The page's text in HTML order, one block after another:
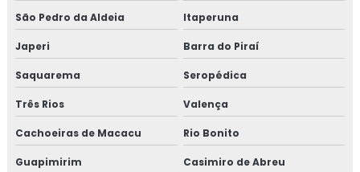
Consultoria em HACCP codex alimentarius
Consultoria em homologação de fornecedor
Consultoria em homologação de fornecedores e
transportadoras
São Pedro da Aldeia Itaperuna
Japeri Barra do Piraí
Saquarema Seropédica
Três Rios Valença
Cachoeiras de Macacu Rio Bonito
Guapimirim Casimiro de Abreu